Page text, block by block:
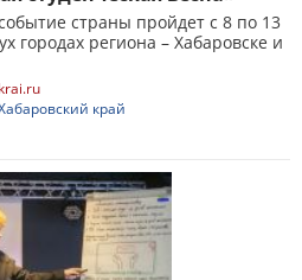
страны пройдет с 8 по 13
городах региона – Хабаровске и
край